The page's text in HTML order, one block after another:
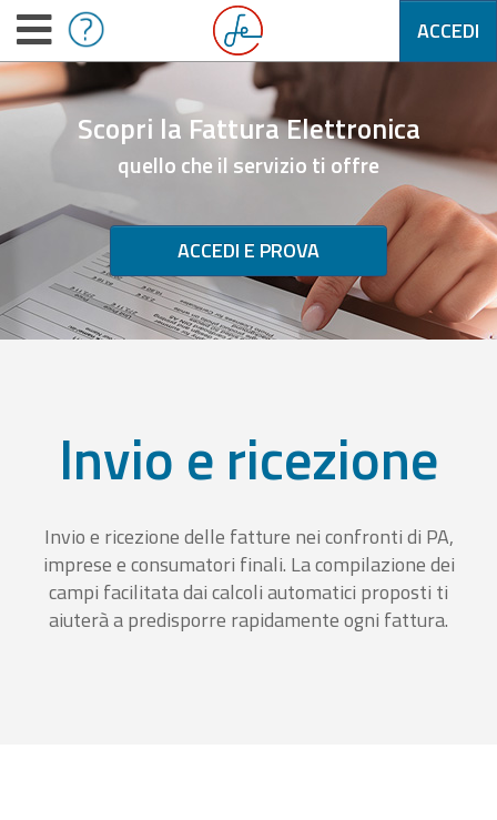
ACCEDI
Scopri la Fattura Elettronica
quello che il servizio ti offre
ACCEDI E PROVA
Invio e ricezione
Invio e ricezione delle fatture nei confronti di PA,
imprese e consumatori finali. La compilazione dei
campi facilitata dai calcoli automatici proposti ti
aiuterà a predisporre rapidamente ogni fattura.